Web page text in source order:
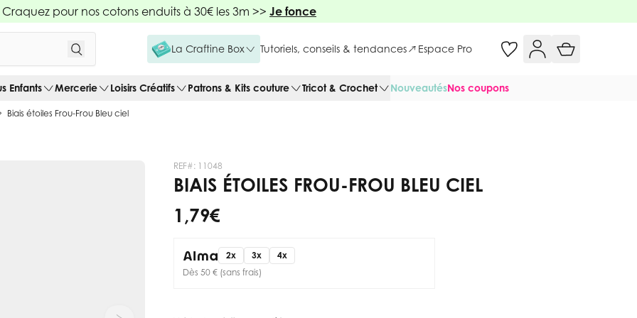
Craquez pour nos cotons enduits à 30€ les 3m >> Je fonce
La Craftine Box Tutoriels, conseils & tendances Espace Pro
Enfants Mercerie Loisirs Créatifs Patrons & Kits couture Tricot & Crochet NouveautésNos coupons
Biais étoiles Frou-Frou Bleu ciel
REF#: 11048
BIAIS ÉTOILES FROU-FROU BLEU CIEL
1,79 €
2x 3x
4x
Dès 50 € (sans frais)